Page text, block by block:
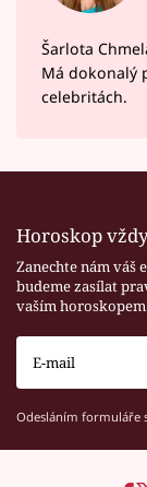
Šarlota
Má dokonalý
celebritách.
Horoskop
Zanechte nám váš
budeme zasílat
vaším
Odesláním formuláře